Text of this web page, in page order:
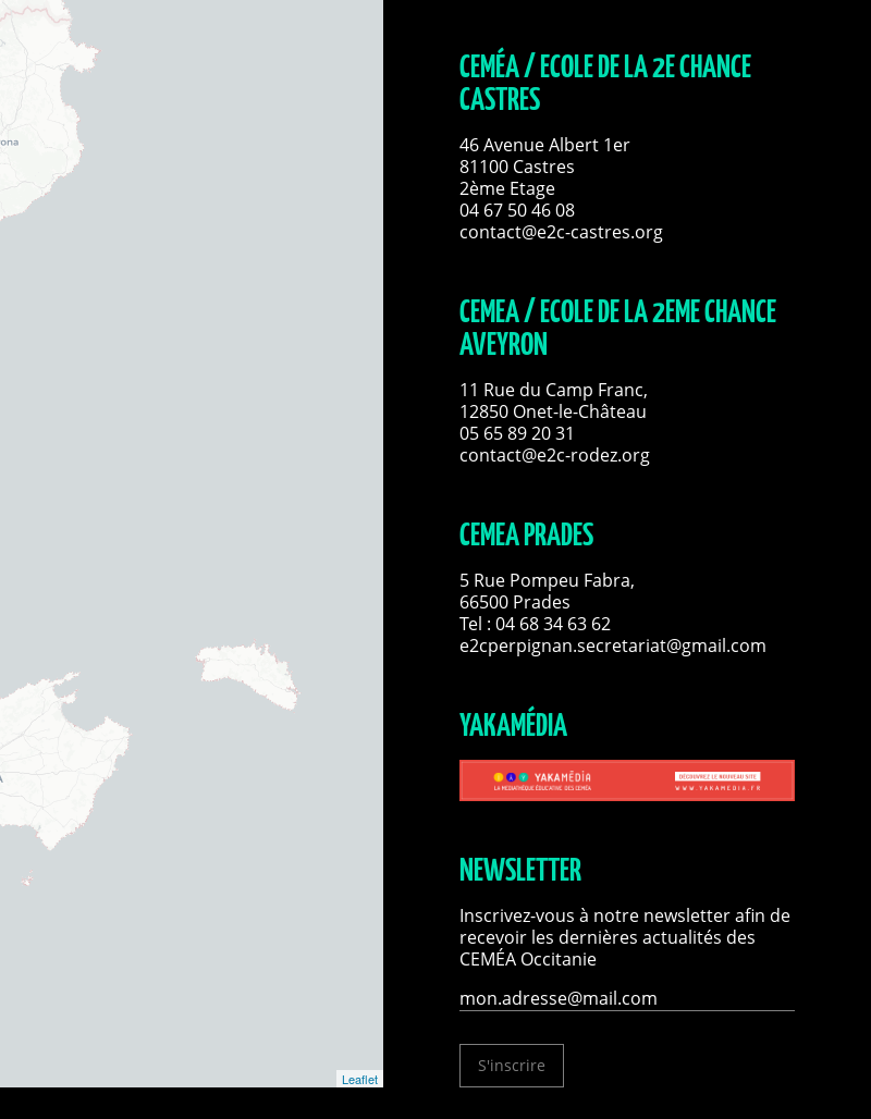
Leaflet
CEMÉA / ECOLE DE LA 2E CHANCE
CASTRES
46 Avenue Albert 1er
81100 Castres
2ème Etage
04 67 50 46 08
contact@e2c-castres.org
CEMEA / ECOLE DE LA 2EME CHANCE
AVEYRON
11 Rue du Camp Franc,
12850 Onet-le-Château
05 65 89 20 31
contact@e2c-rodez.org
CEMEA PRADES
5 Rue Pompeu Fabra,
66500 Prades
Tel : 04 68 34 63 62
e2cperpignan.secretariat@gmail.com
YAKAMÉDIA
NEWSLETTER
Inscrivez-vous à notre newsletter afin de
recevoir les dernières actualités des
CEMÉA Occitanie
S'inscrire